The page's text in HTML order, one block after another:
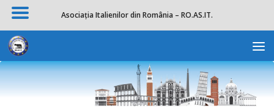
Apri la
Salta al contenutoAsociația Italienilor din România – RO.AS.IT.